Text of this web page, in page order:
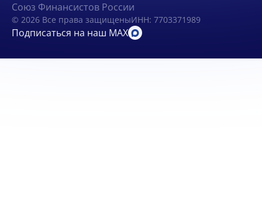
Союз Финансистов России
© 2026 Все права защищеныИНН: 7703371989
Подписаться на наш MAX